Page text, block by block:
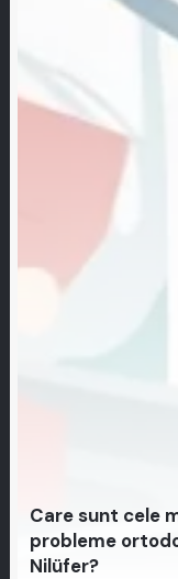
Care sunt cele
probleme
Nilüfer?